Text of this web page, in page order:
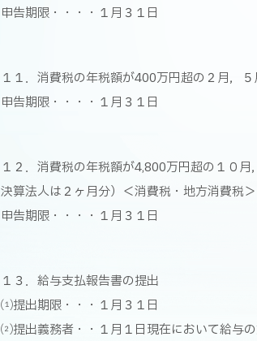
申告期限・・・・１月３１日
１１．消費税の年税額が400万円超の２月，
申告期限・・・・１月３１日
１２．消費税の年税額が4,800万円超の１０
決算法人は２ヶ月分）＜消費税・地方消費税＞
申告期限・・・・１月３１日
１３．給与支払報告書の提出
⑴提出期限・・・１月３１日
⑵提出義務者・・１月１日現在において給与